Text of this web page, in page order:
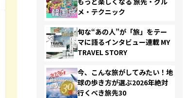
メ・テクニック
旬な“あの人”が「旅」をテー
マに語るインタビュー連載 MY
TRAVEL STORY
今、こんな旅がしてみたい！地
球の歩き方が選ぶ2026年絶対
行くべき旅先30